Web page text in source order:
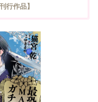
行作品】